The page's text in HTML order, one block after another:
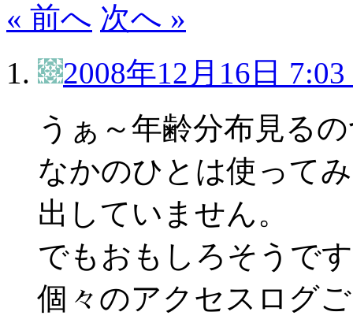
« 前へ 次へ »
2008年12月16日
うぁ～年齢分布見る
なかのひとは使って
出していません。
でもおもしろそうで
個々のアクセスログ